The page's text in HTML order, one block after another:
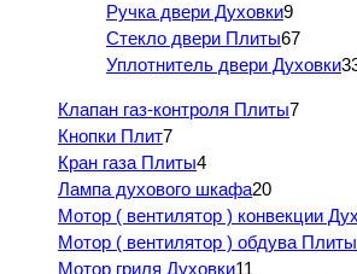
Ручка двери Духовки9
Стекло двери Плиты67
Уплотнитель двери Духовки
Клапан газ-контроля Плиты7
Кнопки Плит7
Кран газа Плиты4
Лампа духового шкафа20
Мотор ( вентилятор ) конвекции
Мотор ( вентилятор ) обдува
Мотор гриля Духовки11